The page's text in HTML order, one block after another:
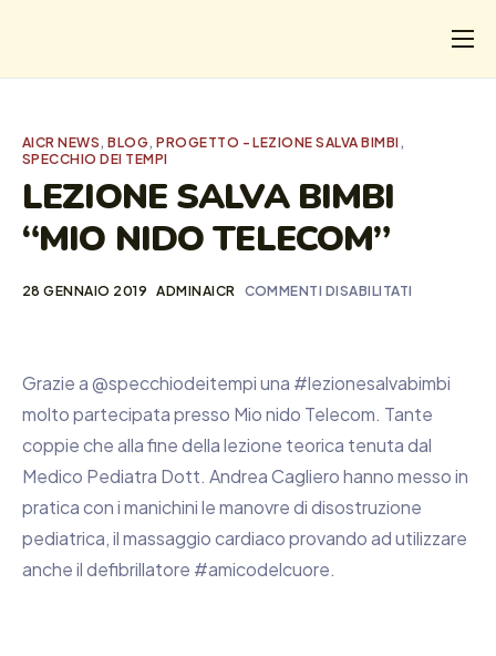
CHI
I SALVATI
FORMAZIONE
AICR NEWS,BLOG,PROGETTO - LEZIONE SALVA BIMBI,
SPECCHIO DEI TEMPI
LEZIONE SALVA BIMBI
“MIO NIDO TELECOM”
28 GENNAIO 2019 ADMINAICR COMMENTI DISABILITATI
Grazie a @specchiodeitempi una #lezionesalvabimbi
molto partecipata presso Mio nido Telecom. Tante
coppie che alla fine della lezione teorica tenuta dal
Medico Pediatra Dott. Andrea Cagliero hanno messo in
pratica con i manichini le manovre di disostruzione
pediatrica, il massaggio cardiaco provando ad utilizzare
anche il defibrillatore #amicodelcuore.